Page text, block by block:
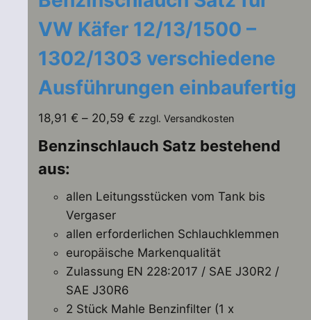
VW Käfer 12/13/1500 –
1302/1303 verschiedene
Ausführungen einbaufertig
18,91 € – 20,59 € zzgl. Versandkosten
Benzinschlauch Satz bestehend
aus:
allen Leitungsstücken vom Tank bis
Vergaser
allen erforderlichen Schlauchklemmen
europäische Markenqualität
Zulassung EN 228:2017 / SAE J30R2 /
SAE J30R6
2 Stück Mahle Benzinfilter (1 x